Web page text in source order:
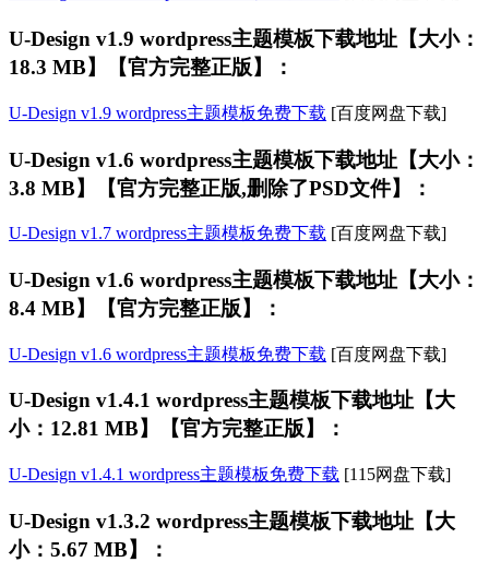
U-Design v1.9 wordpress主题模板下载地址【大小：
18.3 MB】【官方完整正版】：
U-Design v1.9 wordpress主题模板免费下载 [百度网盘下载]
U-Design v1.6 wordpress主题模板下载地址【大小：
3.8 MB】【官方完整正版,删除了PSD文件】：
U-Design v1.7 wordpress主题模板免费下载 [百度网盘下载]
U-Design v1.6 wordpress主题模板下载地址【大小：
8.4 MB】【官方完整正版】：
U-Design v1.6 wordpress主题模板免费下载 [百度网盘下载]
U-Design v1.4.1 wordpress主题模板下载地址【大
小：12.81 MB】【官方完整正版】：
U-Design v1.4.1 wordpress主题模板免费下载 [115网盘下载]
U-Design v1.3.2 wordpress主题模板下载地址【大
小：5.67 MB】：